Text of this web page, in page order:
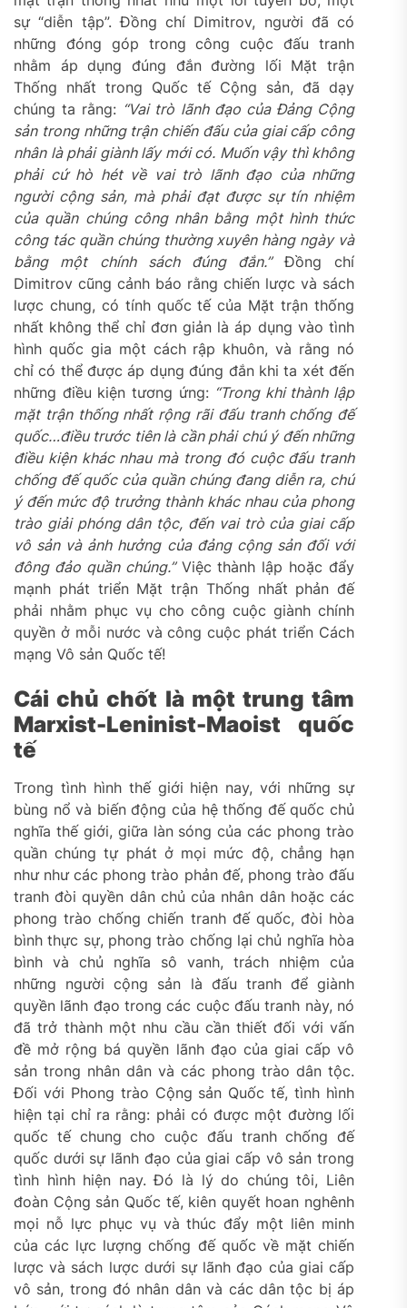
sự “diễn tập”. Đồng chí Dimitrov, người đã có
những đóng góp trong công cuộc đấu tranh
nhằm áp dụng đúng đắn đường lối Mặt trận
Thống nhất trong Quốc tế Cộng sản, đã dạy
chúng ta rằng: “Vai trò lãnh đạo của Đảng Cộng
sản trong những trận chiến đấu của giai cấp công
nhân là phải giành lấy mới có. Muốn vậy thì không
phải cứ hò hét về vai trò lãnh đạo của những
người cộng sản, mà phải đạt được sự tín nhiệm
của quần chúng công nhân bằng một hình thức
công tác quần chúng thường xuyên hàng ngày và
bằng một chính sách đúng đắn.”Đồng chí
Dimitrov cũng cảnh báo rằng chiến lược và sách
lược chung, có tính quốc tế của Mặt trận thống
nhất không thể chỉ đơn giản là áp dụng vào tình
hình quốc gia một cách rập khuôn, và rằng nó
chỉ có thể được áp dụng đúng đắn khi ta xét đến
những điều kiện tương ứng: “Trong khi thành lập
mặt trận thống nhất rộng rãi đấu tranh chống đế
quốc…điều trước tiên là cần phải chú ý đến những
điều kiện khác nhau mà trong đó cuộc đấu tranh
chống đế quốc của quần chúng đang diễn ra, chú
ý đến mức độ trưởng thành khác nhau của phong
trào giải phóng dân tộc, đến vai trò của giai cấp
vô sản và ảnh hưởng của đảng cộng sản đối với
đông đảo quần chúng.”Việc thành lập hoặc đẩy
mạnh phát triển Mặt trận Thống nhất phản đế
phải nhằm phục vụ cho công cuộc giành chính
quyền ở mỗi nước và công cuộc phát triển Cách
mạng Vô sản Quốc tế!
Cái chủ chốt là một trung tâm
Marxist-Leninist-Maoist quốc
tế
Trong tình hình thế giới hiện nay, với những sự
bùng nổ và biến động của hệ thống đế quốc chủ
nghĩa thế giới, giữa làn sóng của các phong trào
quần chúng tự phát ở mọi mức độ, chẳng hạn
như như các phong trào phản đế, phong trào đấu
tranh đòi quyền dân chủ của nhân dân hoặc các
phong trào chống chiến tranh đế quốc, đòi hòa
bình thực sự, phong trào chống lại chủ nghĩa hòa
bình và chủ nghĩa sô vanh, trách nhiệm của
những người cộng sản là đấu tranh để giành
quyền lãnh đạo trong các cuộc đấu tranh này, nó
đã trở thành một nhu cầu cần thiết đối với vấn
đề mở rộng bá quyền lãnh đạo của giai cấp vô
sản trong nhân dân và các phong trào dân tộc.
Đối với Phong trào Cộng sản Quốc tế, tình hình
hiện tại chỉ ra rằng: phải có được một đường lối
quốc tế chung cho cuộc đấu tranh chống đế
quốc dưới sự lãnh đạo của giai cấp vô sản trong
tình hình hiện nay. Đó là lý do chúng tôi, Liên
đoàn Cộng sản Quốc tế, kiên quyết hoan nghênh
mọi nỗ lực phục vụ và thúc đẩy một liên minh
của các lực lượng chống đế quốc về mặt chiến
lược và sách lược dưới sự lãnh đạo của giai cấp
vô sản, trong đó nhân dân và các dân tộc bị áp